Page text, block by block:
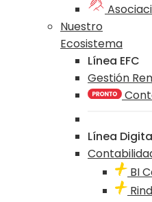
Nuestro
Ecosistema
Línea EFC
Gestión
Línea
BI